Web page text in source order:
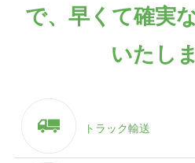
で、早くて確実
いたし
トラック輸送